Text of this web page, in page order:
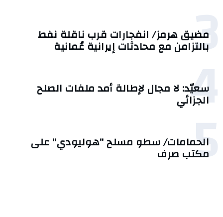
3
مضيق هرمز/ انفجارات قرب ناقلة نفط
بالتزامن مع محادثات إيرانية عُمانية
4
سعيّد: لا مجال لإطالة أمد ملفات الصلح
الجزائي
5
الحمامات/ سطو مسلح “هوليودي” على
مكتب صرف